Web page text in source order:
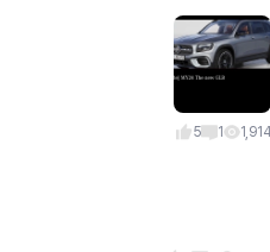
5 1 1,914